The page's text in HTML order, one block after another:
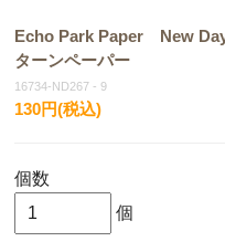
Echo Park Paper New
ターンペーパー
16734-ND267 - 9
130円(税込)
個数
個